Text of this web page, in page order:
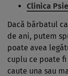
Clinica
Dacă bărbatul
de ani, putem
poate avea
cuplu ce poate
caute una sau